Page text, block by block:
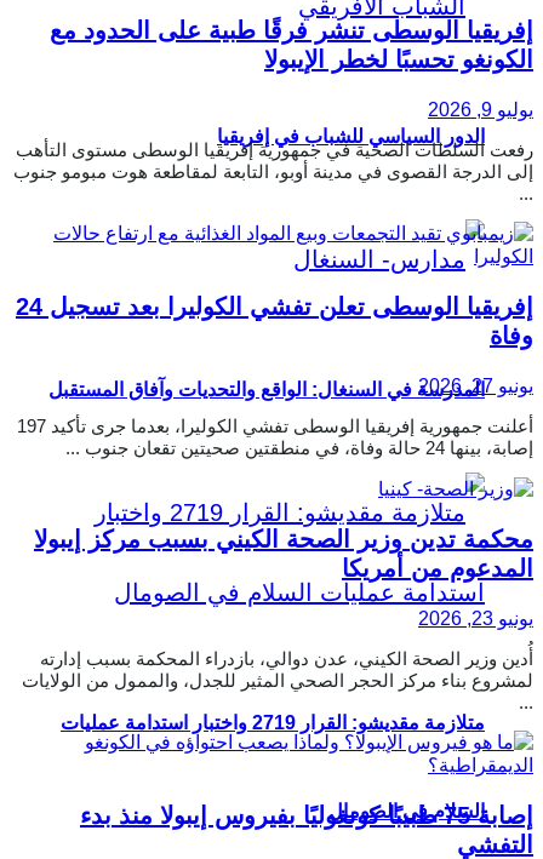
الدور السياسي للشباب في إفريقيا
المدرسة في السنغال: الواقع والتحديات وآفاق المستقبل
متلازمة مقديشو: القرار 2719 واختبار استدامة عمليات
السلام في الصومال
إفريقيا الوسطى تنشر فرقًا طبية على الحدود مع
الكونغو تحسبًا لخطر الإيبولا
يوليو 9, 2026
رفعت السلطات الصحية في جمهورية إفريقيا الوسطى مستوى التأهب
إلى الدرجة القصوى في مدينة أوبو، التابعة لمقاطعة هوت مبومو جنوب
...
إفريقيا الوسطى تعلن تفشي الكوليرا بعد تسجيل 24
وفاة
يونيو 27, 2026
أعلنت جمهورية إفريقيا الوسطى تفشي الكوليرا، بعدما جرى تأكيد 197
إصابة، بينها 24 حالة وفاة، في منطقتين صحيتين تقعان جنوب ...
محكمة تدين وزير الصحة الكيني بسبب مركز إيبولا
المدعوم من أمريكا
يونيو 23, 2026
أُدين وزير الصحة الكيني، عدن دوالي، بازدراء المحكمة بسبب إدارته
لمشروع بناء مركز الحجر الصحي المثير للجدل، والممول من الولايات
...
إصابة 75 طبيبًا كونغوليًا بفيروس إيبولا منذ بدء
التفشي